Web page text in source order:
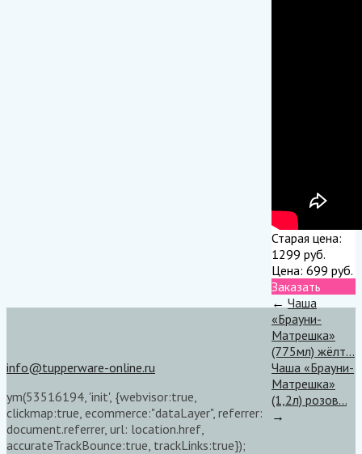
Старая цена:
1299 руб.
Цена: 699 руб.
Заказать
← Чаша
«Брауни-
Матрешка»
(775мл) жёлт...
Чаша «Брауни-
Матрешка»
(1,2л) розов...
→
info@tupperware-online.ru
ym(53516194, 'init', {webvisor:true,
clickmap:true, ecommerce:"dataLayer", referrer:
document.referrer, url: location.href,
accurateTrackBounce:true, trackLinks:true});